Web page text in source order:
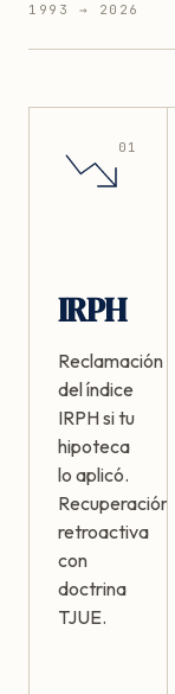
1993 → 2026
01
IRPH
Reclamación
del índice
IRPH si tu
hipoteca
lo aplicó.
Recuperación
retroactiva
con
doctrina
TJUE.